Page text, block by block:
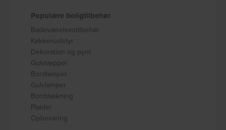
Populære boligtilbehør
Badeværelsestilbehør
Køkkenudstyr
Dekoration og pynt
Gulvtæpper
Bordlamper
Gulvlamper
Borddækning
Plaider
Opbevaring